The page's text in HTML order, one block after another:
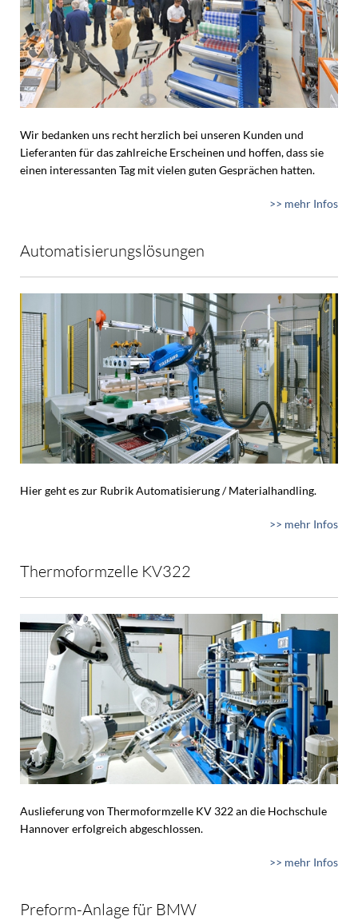
Wir bedanken uns recht herzlich bei unseren Kunden und
Lieferanten für das zahlreiche Erscheinen und hoffen, dass sie
einen interessanten Tag mit vielen guten Gesprächen hatten.
>> mehr Infos
Automatisierungslösungen
Hier geht es zur Rubrik Automatisierung / Materialhandling.
>> mehr Infos
Thermoformzelle KV322
Auslieferung von Thermoformzelle KV 322 an die Hochschule
Hannover erfolgreich abgeschlossen.
>> mehr Infos
Preform-Anlage für BMW